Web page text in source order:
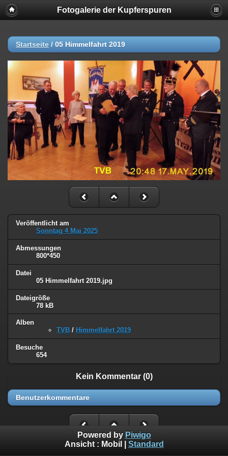
Fotogalerie der Kupferspuren
Startseite / 05 Himmelfahrt 2019
Veröffentlicht am
Sonntag 4 Mai 2025
Abmessungen
800*450
Datei
05 Himmelfahrt 2019.jpg
Dateigröße
78 kB
Alben
TVB / Himmelfahrt 2019
Besuche
654
Kein Kommentar (0)
Benutzerkommentare
Powered by Piwigo
Ansicht : Mobil Standard